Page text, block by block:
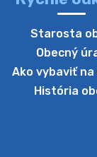
Zber
prebehne
obyvateľov,
Starosta
Obecný
Ako vybaviť na
História